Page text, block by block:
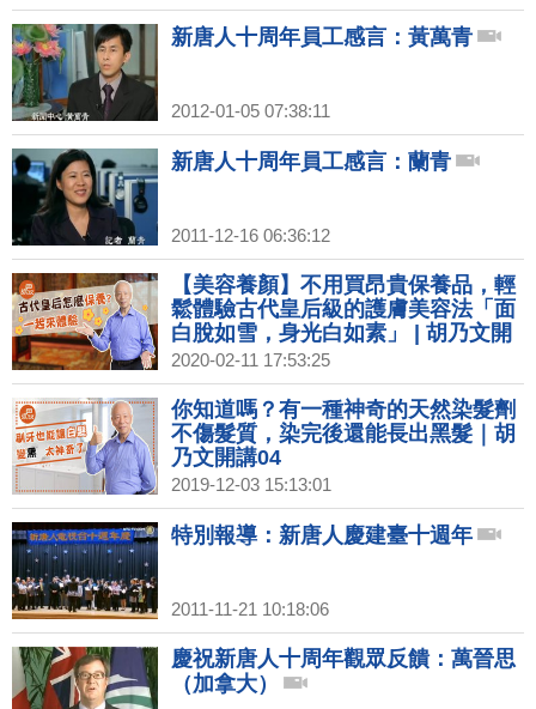
新唐人十周年員工感言：黃萬青
2012-01-05 07:38:11
新唐人十周年員工感言：蘭青
2011-12-16 06:36:12
【美容養顏】不用買昂貴保養品，輕
鬆體驗古代皇后級的護膚美容法「面
白脫如雪，身光白如素」 | 胡乃文開
講02
2020-02-11 17:53:25
你知道嗎？有一種神奇的天然染髮劑
不傷髮質，染完後還能長出黑髮｜胡
乃文開講04
2019-12-03 15:13:01
特別報導：新唐人慶建臺十週年
2011-11-21 10:18:06
慶祝新唐人十周年觀眾反饋：萬晉思
（加拿大）